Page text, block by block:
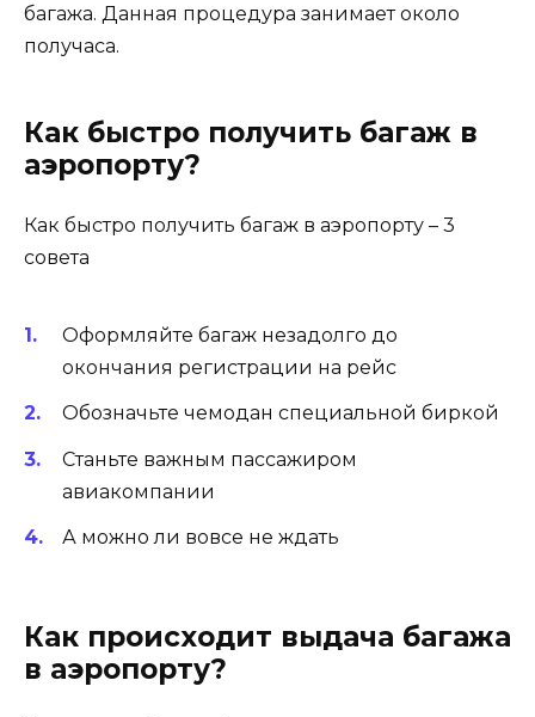
багажа. Данная процедура занимает около
получаса.
Как быстро получить багаж в
аэропорту?
Как быстро получить багаж в аэропорту – 3
совета
Оформляйте багаж незадолго до
окончания регистрации на рейс
Обозначьте чемодан специальной биркой
Станьте важным пассажиром
авиакомпании
А можно ли вовсе не ждать
Как происходит выдача багажа
в аэропорту?